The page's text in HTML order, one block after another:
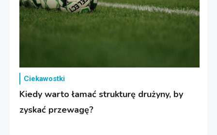
Ciekawostki
Kiedy warto łamać strukturę drużyny, by
zyskać przewagę?